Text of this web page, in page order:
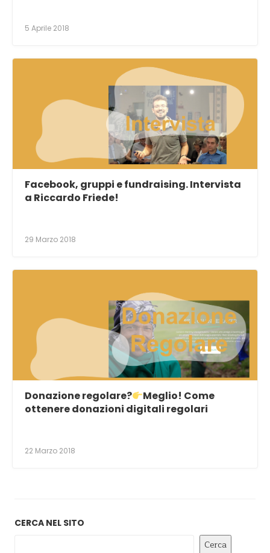
5 Aprile 2018
Facebook, gruppi e fundraising. Intervista
a Riccardo Friede!
29 Marzo 2018
Donazione regolare?
Meglio! Come
ottenere donazioni digitali regolari
22 Marzo 2018
CERCA NEL SITO
Cerca